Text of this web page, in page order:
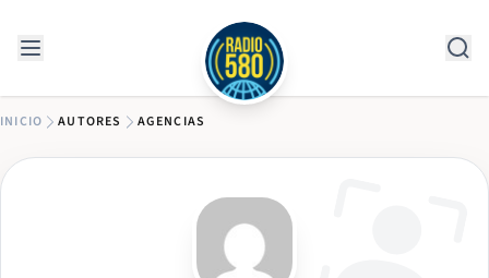
INICIO AUTORES AGENCIAS